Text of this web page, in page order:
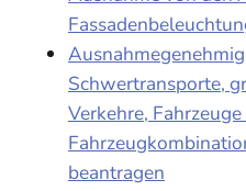
Schwertransporte,
Verkehre,
beantragen